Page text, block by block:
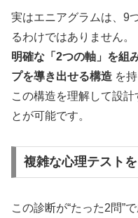
実はエニアグラムは、9
るわけではありません。
明確な「2つの軸」を組
プを導き出せる構造 を
この構造を理解して設
とが可能です。
複雑な心理テスト
この診断が“たった2問”